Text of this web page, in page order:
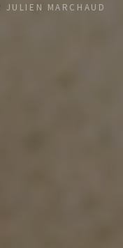
JULIEN MARCHAUD